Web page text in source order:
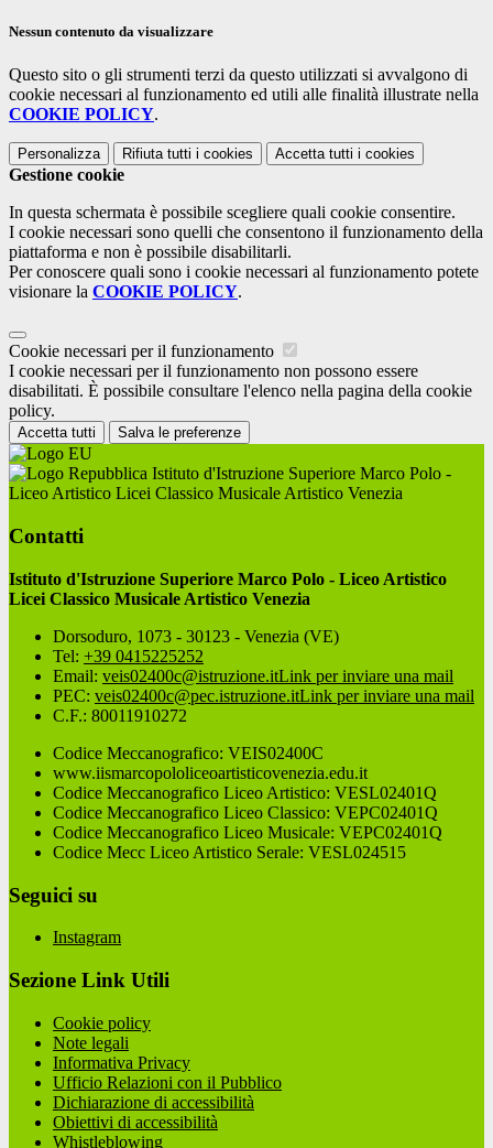
Nessun contenuto da visualizzare
Questo sito o gli strumenti terzi da questo utilizzati si avvalgono di
cookie necessari al funzionamento ed utili alle finalità illustrate nella
COOKIE POLICY.
Personalizza Rifiuta tutti i cookies Accetta tutti i cookies
Gestione cookie
In questa schermata è possibile scegliere quali cookie consentire.
I cookie necessari sono quelli che consentono il funzionamento della
piattaforma e non è possibile disabilitarli.
Per conoscere quali sono i cookie necessari al funzionamento potete
visionare la COOKIE POLICY.
Cookie necessari per il funzionamento
I cookie necessari per il funzionamento non possono essere
disabilitati. È possibile consultare l'elenco nella pagina della cookie
policy.
Accetta tutti Salva le preferenze
Istituto d'Istruzione Superiore Marco Polo -
Liceo Artistico Licei Classico Musicale Artistico Venezia
Contatti
Istituto d'Istruzione Superiore Marco Polo - Liceo Artistico
Licei Classico Musicale Artistico Venezia
Dorsoduro, 1073 - 30123 - Venezia (VE)
Tel: +39 0415225252
Email: veis02400c@istruzione.itLink per inviare una mail
PEC: veis02400c@pec.istruzione.itLink per inviare una mail
C.F.: 80011910272
Codice Meccanografico: VEIS02400C
www.iismarcopololiceoartisticovenezia.edu.it
Codice Meccanografico Liceo Artistico: VESL02401Q
Codice Meccanografico Liceo Classico: VEPC02401Q
Codice Meccanografico Liceo Musicale: VEPC02401Q
Codice Mecc Liceo Artistico Serale: VESL024515
Seguici su
Instagram
Sezione Link Utili
Cookie policy
Note legali
Informativa Privacy
Ufficio Relazioni con il Pubblico
Dichiarazione di accessibilità
Obiettivi di accessibilità
Whistleblowing